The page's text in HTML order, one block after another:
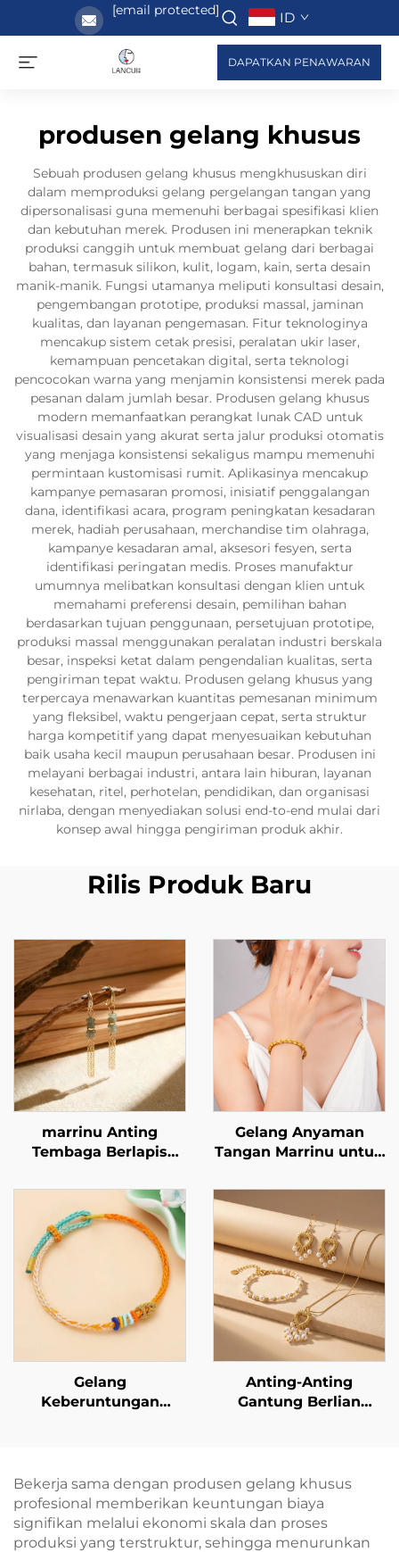
[email protected] ID
DAPATKAN PENAWARAN
produsen gelang khusus
Sebuah produsen gelang khusus mengkhususkan diri
dalam memproduksi gelang pergelangan tangan yang
dipersonalisasi guna memenuhi berbagai spesifikasi klien
dan kebutuhan merek. Produsen ini menerapkan teknik
produksi canggih untuk membuat gelang dari berbagai
bahan, termasuk silikon, kulit, logam, kain, serta desain
manik-manik. Fungsi utamanya meliputi konsultasi desain,
pengembangan prototipe, produksi massal, jaminan
kualitas, dan layanan pengemasan. Fitur teknologinya
mencakup sistem cetak presisi, peralatan ukir laser,
kemampuan pencetakan digital, serta teknologi
pencocokan warna yang menjamin konsistensi merek pada
pesanan dalam jumlah besar. Produsen gelang khusus
modern memanfaatkan perangkat lunak CAD untuk
visualisasi desain yang akurat serta jalur produksi otomatis
yang menjaga konsistensi sekaligus mampu memenuhi
permintaan kustomisasi rumit. Aplikasinya mencakup
kampanye pemasaran promosi, inisiatif penggalangan
dana, identifikasi acara, program peningkatan kesadaran
merek, hadiah perusahaan, merchandise tim olahraga,
kampanye kesadaran amal, aksesori fesyen, serta
identifikasi peringatan medis. Proses manufaktur
umumnya melibatkan konsultasi dengan klien untuk
memahami preferensi desain, pemilihan bahan
berdasarkan tujuan penggunaan, persetujuan prototipe,
produksi massal menggunakan peralatan industri berskala
besar, inspeksi ketat dalam pengendalian kualitas, serta
pengiriman tepat waktu. Produsen gelang khusus yang
terpercaya menawarkan kuantitas pemesanan minimum
yang fleksibel, waktu pengerjaan cepat, serta struktur
harga kompetitif yang dapat menyesuaikan kebutuhan
baik usaha kecil maupun perusahaan besar. Produsen ini
melayani berbagai industri, antara lain hiburan, layanan
kesehatan, ritel, perhotelan, pendidikan, dan organisasi
nirlaba, dengan menyediakan solusi end-to-end mulai dari
konsep awal hingga pengiriman produk akhir.
Rilis Produk Baru
marrinu Anting
Tembaga Berlapis
Kilau
Gelang Anyaman
Tangan Marrinu untuk
Gelang
Keberuntungan
Tangan Anda
Anting-Anting
Gantung Berlian
Tahan Karat Berlapis
Emas 18K Marrinu —
Ringan dan Elegan
Bekerja sama dengan produsen gelang khusus
profesional memberikan keuntungan biaya
signifikan melalui ekonomi skala dan proses
produksi yang terstruktur, sehingga menurunkan